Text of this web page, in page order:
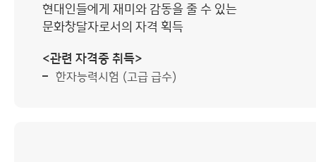
현대인들에게 재미와 감동을 줄 수 있는
문화창달자로서의 자격 획득
<관련 자격증 취득>
한자능력시험 (고급 급수)